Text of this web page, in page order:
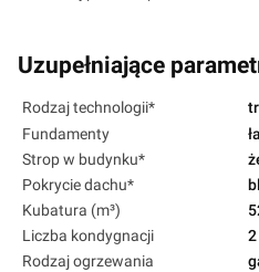
Uzupełniające
Rodzaj technologii*
Fundamenty
Strop w budynku*
Pokrycie dachu*
Kubatura (m³)
Liczba kondygnacji
2
Rodzaj ogrzewania